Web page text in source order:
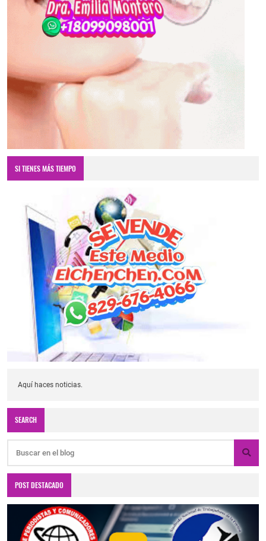
SI TIENES MÁS TIEMPO
Aquí haces noticias.
SEARCH
POST DESTACADO